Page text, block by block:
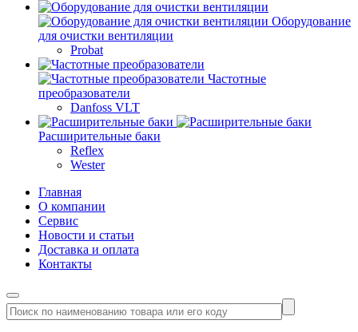
Оборудование
для очистки вентиляции
Probat
Частотные
преобразователи
Danfoss VLT
Расширительные баки
Reflex
Wester
Главная
О компании
Сервис
Новости и статьи
Доставка и оплата
Контакты